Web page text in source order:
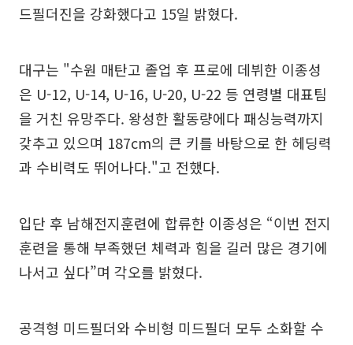
드필더진을 강화했다고 15일 밝혔다.
대구는 "수원 매탄고 졸업 후 프로에 데뷔한 이종성
은 U-12, U-14, U-16, U-20, U-22 등 연령별 대표팀
을 거친 유망주다. 왕성한 활동량에다 패싱능력까지
갖추고 있으며 187cm의 큰 키를 바탕으로 한 헤딩력
과 수비력도 뛰어나다."고 전했다.
입단 후 남해전지훈련에 합류한 이종성은 “이번 전지
훈련을 통해 부족했던 체력과 힘을 길러 많은 경기에
나서고 싶다”며 각오를 밝혔다.
공격형 미드필더와 수비형 미드필더 모두 소화할 수